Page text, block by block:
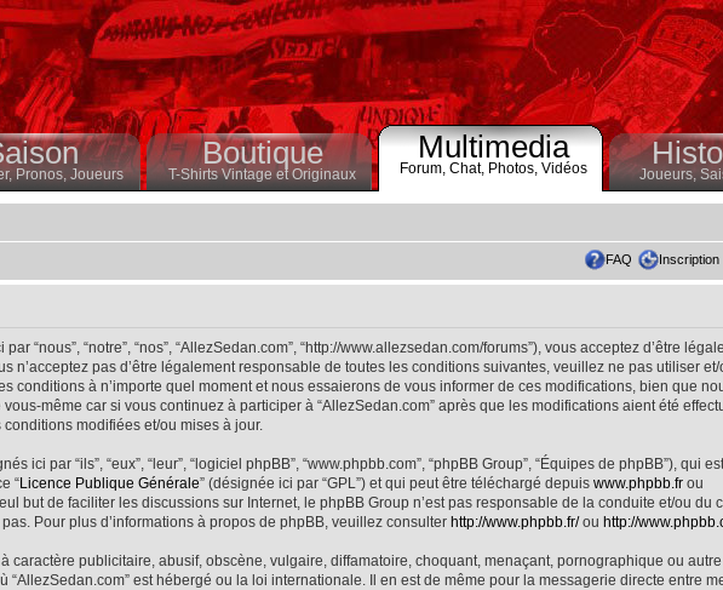
Pronos, Joueurs
Boutique
T-Shirts Vintage et Originaux
Multimedia
Forum, Chat, Photos, Vidéos Joueurs,
FAQ Inscription
“nous”, “notre”, “nos”, “AllezSedan.com”, “http://www.allezsedan.com/forums”), vous acceptez d’être
n’acceptez pas d’être légalement responsable de toutes les conditions suivantes, veuillez ne pas utiliser
conditions à n’importe quel moment et nous essaierons de vous informer de ces modifications, bien que
même car si vous continuez à participer à “AllezSedan.com” après que les modifications aient été
modifiées et/ou mises à jour.
ici par “ils”, “eux”, “leur”, “logiciel phpBB”, “www.phpbb.com”, “phpBB Group”, “Équipes de phpBB”), qui
“Licence Publique Générale” (désignée ici par “GPL”) et qui peut être téléchargé depuis www.phpbb.fr ou
but de faciliter les discussions sur Internet, le phpBB Group n’est pas responsable de la conduite et/ou du
Pour plus d’informations à propos de phpBB, veuillez consulter http://www.phpbb.fr/ou http://
caractère publicitaire, abusif, obscène, vulgaire, diffamatoire, choquant, menaçant, pornographique ou
“AllezSedan.com” est hébergé ou la loi internationale. Il en est de même pour la messagerie directe entre